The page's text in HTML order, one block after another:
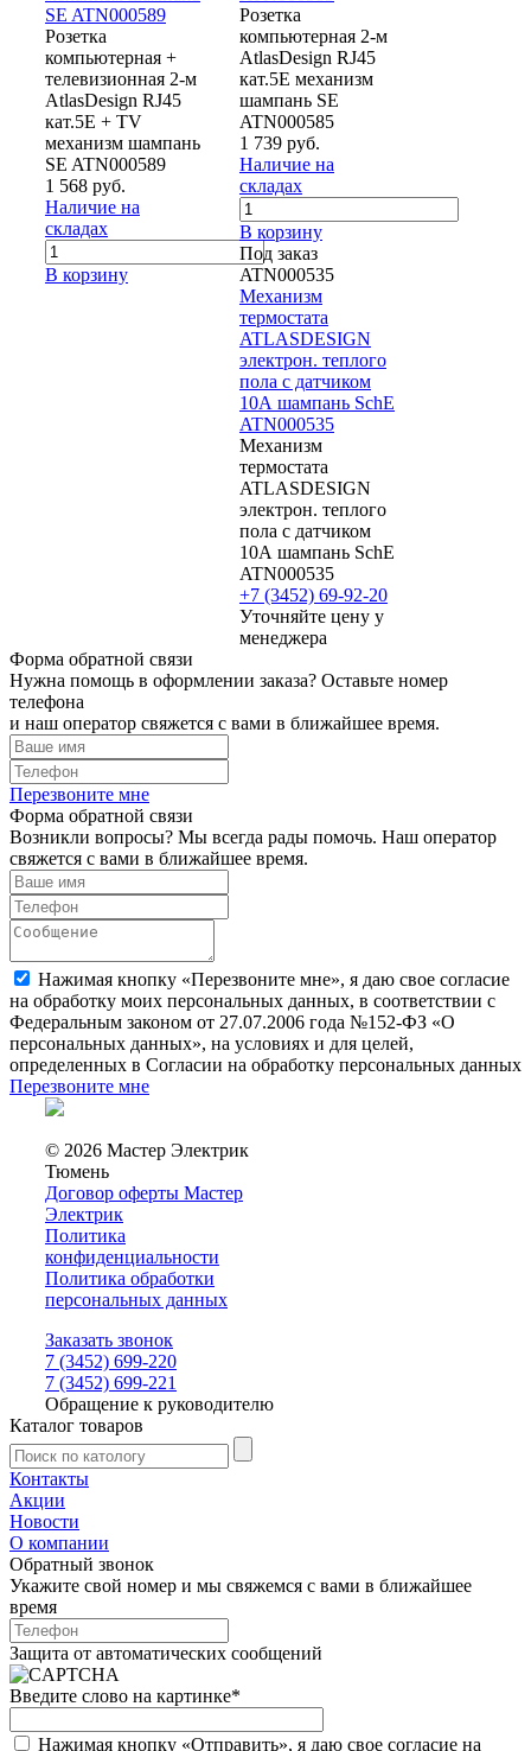
SE ATN000589
Розетка
компьютерная +
телевизионная 2-м
AtlasDesign RJ45
кат.5E + TV
механизм шампань
SE ATN000589
1 568 руб.
Наличие на
складах
В корзину
Розетка
компьютерная 2-м
AtlasDesign RJ45
кат.5E механизм
шампань SE
ATN000585
1 739 руб.
Наличие на
складах
В корзину
Под заказ
ATN000535
Механизм
термостата
ATLASDESIGN
электрон. теплого
пола с датчиком
10А шампань SchE
ATN000535
Механизм
термостата
ATLASDESIGN
электрон. теплого
пола с датчиком
10А шампань SchE
ATN000535
+7 (3452) 69-92-20
Уточняйте цену у
менеджера
Форма обратной связи
Нужна помощь в оформлении заказа? Оставьте номер
телефона
и наш оператор свяжется с вами в ближайшее время.
Перезвоните мне
Форма обратной связи
Возникли вопросы? Мы всегда рады помочь. Наш оператор
свяжется с вами в ближайшее время.
Нажимая кнопку «Перезвоните мне», я даю свое согласие
на обработку моих персональных данных, в соответствии с
Федеральным законом от 27.07.2006 года №152-ФЗ «О
персональных данных», на условиях и для целей,
определенных в Согласии на обработку персональных данных
Перезвоните мне
© 2026 Мастер Электрик
Тюмень
Договор оферты Мастер
Электрик
Политика
конфиденциальности
Политика обработки
персональных данных
Заказать звонок
7 (3452) 699-220
7 (3452) 699-221
Обращение к руководителю
Каталог товаров
Контакты
Акции
Новости
О компании
Обратный звонок
Укажите свой номер и мы свяжемся с вами в ближайшее
время
Защита от автоматических сообщений
Введите слово на картинке*
Нажимая кнопку «Отправить», я даю свое согласие на